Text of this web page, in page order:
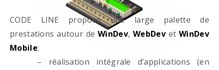
CODE LINE propose une large palette de
prestations autour deWinDev,WebDevet WinDev
Mobile:
– réalisation intégrale d’applications (en